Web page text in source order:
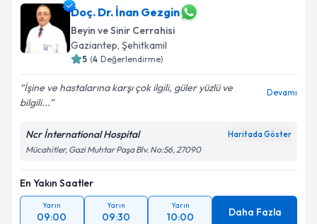
Doç. Dr. İnan Gezgin
Beyin ve Sinir Cerrahisi
Gaziantep, Şehitkamil
5 (4 Değerlendirme)
İşine ve hastalarına karşı çok ilgili, güler yüzlü ve
bilgili...
Devamı
Ncr İnternational Hospital Haritada Göster
Mücahitler, Gazi Muhtar Paşa Blv. No:56, 27090
En Yakın Saatler
Yarın
09:00
Yarın
09:30
Yarın
10:00 Daha Fazla